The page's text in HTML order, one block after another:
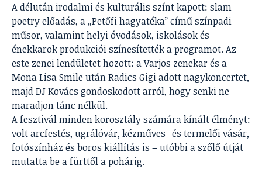
A délután irodalmi és kulturális színt kapott: slam
poetry előadás, a „Petőfi hagyatéka” című színpadi
műsor, valamint helyi óvodások, iskolások és
énekkarok produkciói színesítették a programot. Az
este zenei lendületet hozott: a Varjos zenekar és a
Mona Lisa Smile után Radics Gigi adott nagykoncertet,
majd DJ Kovács gondoskodott arról, hogy senki ne
maradjon tánc nélkül.
A fesztivál minden korosztály számára kínált élményt:
volt arcfestés, ugrálóvár, kézműves- és termelői vásár,
fotószínház és boros kiállítás is – utóbbi a szőlő útját
mutatta be a fürttől a pohárig.